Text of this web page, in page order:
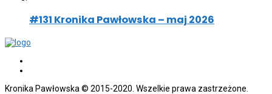
#131 Kronika Pawłowska – maj 2026
Kronika Pawłowska © 2015-2020. Wszelkie prawa zastrzeżone.